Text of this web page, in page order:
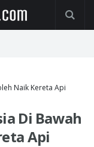
Naik Kereta Api
Di Bawah
Api